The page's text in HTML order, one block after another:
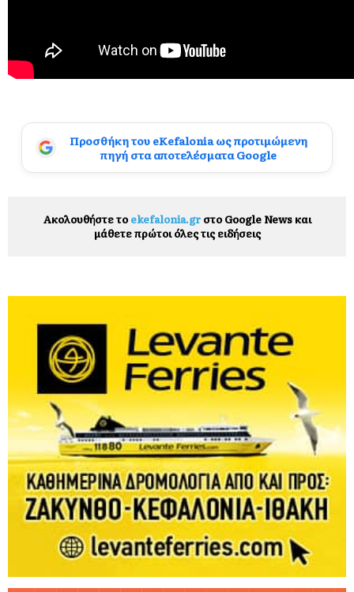
Προσθήκη του eKefalonia ως προτιμώμενη
πηγή στα αποτελέσματα Google
Ακολουθήστε το ekefalonia.grστο Google News και
μάθετε πρώτοι όλες τις ειδήσεις